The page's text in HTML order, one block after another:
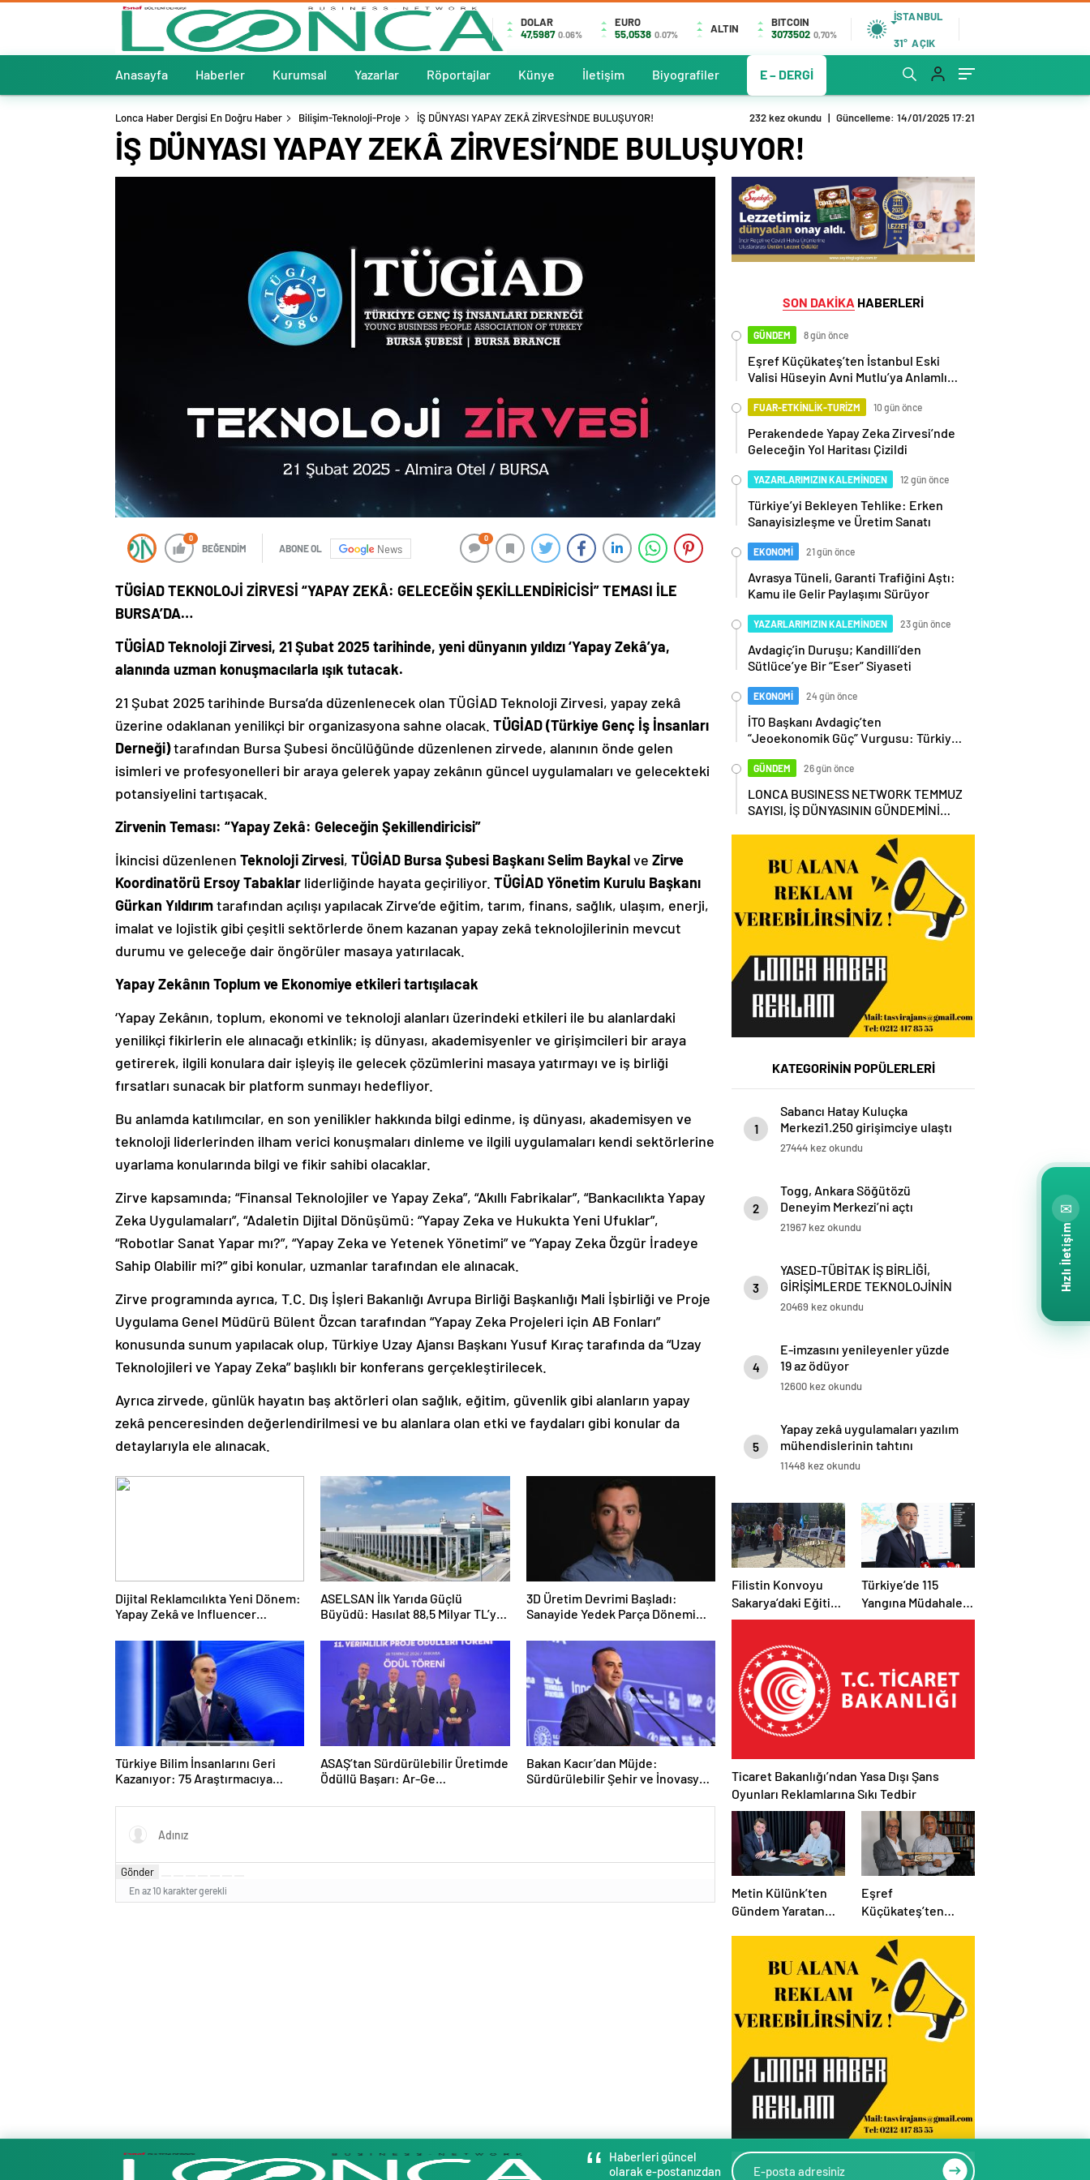
DOLAR
47,5987 0.06%
EURO
55,0538 0.07% ALTIN
BITCOIN
3073502 0,70%
İSTANBUL
31° AÇIK
Anasayfa Haberler Kurumsal Yazarlar Röportajlar Künye İletişim Biyografiler E – DERGİ
Lonca Haber Dergisi En Doğru Haber Bilişim-Teknoloji-Proje İŞ DÜNYASI YAPAY ZEKÂ ZİRVESİ’NDE BULUŞUYOR! 232 kez okundu | Güncelleme: 14/01/2025 17:21
İŞ DÜNYASI YAPAY ZEKÂ ZİRVESİ’NDE BULUŞUYOR!
0
BEĞENDİM ABONE OL News
0
TÜGİAD TEKNOLOJİ ZİRVESİ “YAPAY ZEKÂ: GELECEĞİN ŞEKİLLENDİRİCİSİ” TEMASI İLE
BURSA’DA…
TÜGİAD Teknoloji Zirvesi, 21 Şubat 2025 tarihinde, yeni dünyanın yıldızı ‘Yapay Zekâ’ya,
alanında uzman konuşmacılarla ışık tutacak.
21 Şubat 2025 tarihinde Bursa’da düzenlenecek olan TÜGİAD Teknoloji Zirvesi, yapay zekâ
üzerine odaklanan yenilikçi bir organizasyona sahne olacak. TÜGİAD (Türkiye Genç İş İnsanları
Derneği)tarafından Bursa Şubesi öncülüğünde düzenlenen zirvede, alanının önde gelen
isimleri ve profesyonelleri bir araya gelerek yapay zekânın güncel uygulamaları ve gelecekteki
potansiyelini tartışacak.
Zirvenin Teması: “Yapay Zekâ: Geleceğin Şekillendiricisi”
İkincisi düzenlenen Teknoloji Zirvesi, TÜGİAD Bursa Şubesi Başkanı Selim Baykalve Zirve
Koordinatörü Ersoy Tabaklar liderliğinde hayata geçiriliyor. TÜGİAD Yönetim Kurulu Başkanı
Gürkan Yıldırımtarafından açılışı yapılacak Zirve’de eğitim, tarım, finans, sağlık, ulaşım, enerji,
imalat ve lojistik gibi çeşitli sektörlerde önem kazanan yapay zekâ teknolojilerinin mevcut
durumu ve geleceğe dair öngörüler masaya yatırılacak.
Yapay Zekânın Toplum ve Ekonomiye etkileri tartışılacak
‘Yapay Zekânın, toplum, ekonomi ve teknoloji alanları üzerindeki etkileri ile bu alanlardaki
yenilikçi fikirlerin ele alınacağı etkinlik; iş dünyası, akademisyenler ve girişimcileri bir araya
getirerek, ilgili konulara dair işleyiş ile gelecek çözümlerini masaya yatırmayı ve iş birliği
fırsatları sunacak bir platform sunmayı hedefliyor.
Bu anlamda katılımcılar, en son yenilikler hakkında bilgi edinme, iş dünyası, akademisyen ve
teknoloji liderlerinden ilham verici konuşmaları dinleme ve ilgili uygulamaları kendi sektörlerine
uyarlama konularında bilgi ve fikir sahibi olacaklar.
Zirve kapsamında; “Finansal Teknolojiler ve Yapay Zeka”, “Akıllı Fabrikalar”, “Bankacılıkta Yapay
Zeka Uygulamaları”, “Adaletin Dijital Dönüşümü: “Yapay Zeka ve Hukukta Yeni Ufuklar”,
“Robotlar Sanat Yapar mı?”, “Yapay Zeka ve Yetenek Yönetimi” ve “Yapay Zeka Özgür İradeye
Sahip Olabilir mi?” gibi konular, uzmanlar tarafından ele alınacak.
Zirve programında ayrıca, T.C. Dış İşleri Bakanlığı Avrupa Birliği Başkanlığı Mali İşbirliği ve Proje
Uygulama Genel Müdürü Bülent Özcan tarafından “Yapay Zeka Projeleri için AB Fonları”
konusunda sunum yapılacak olup, Türkiye Uzay Ajansı Başkanı Yusuf Kıraç tarafında da “Uzay
Teknolojileri ve Yapay Zeka” başlıklı bir konferans gerçekleştirilecek.
Ayrıca zirvede, günlük hayatın baş aktörleri olan sağlık, eğitim, güvenlik gibi alanların yapay
zekâ penceresinden değerlendirilmesi ve bu alanlara olan etki ve faydaları gibi konular da
detaylarıyla ele alınacak.
Dijital Reklamcılıkta Yeni Dönem:
Yapay Zekâ ve Influencer
ASELSAN İlk Yarıda Güçlü
Büyüdü: Hasılat 88,5 Milyar TL’ye,
Dolara Ulaştı
3D Üretim Devrimi Başladı:
Sanayide Yedek Parça Dönemi
Türkiye Bilim İnsanlarını Geri
Kazanıyor: 75 Araştırmacıya
ASAŞ’tan Sürdürülebilir Üretimde
Ödüllü Başarı: Ar-Ge
Bakan Kacır’dan Müjde:
Sürdürülebilir Şehir ve İnovasyon
Gönder
En az 10 karakter gerekli
SON DAKİKA HABERLERİ
GÜNDEM 8 gün önce
Eşref Küçükateş’ten İstanbul Eski
Valisi Hüseyin Avni Mutlu’ya Anlamlı
FUAR-ETKİNLİK-TURİZM 10 gün önce
Perakendede Yapay Zeka Zirvesi’nde
Geleceğin Yol Haritası Çizildi
YAZARLARIMIZIN KALEMİNDEN 12 gün önce
Türkiye’yi Bekleyen Tehlike: Erken
Sanayisizleşme ve Üretim Sanatı
EKONOMİ 21 gün önce
Avrasya Tüneli, Garanti Trafiğini Aştı:
Kamu ile Gelir Paylaşımı Sürüyor
YAZARLARIMIZIN KALEMİNDEN 23 gün önce
Avdagiç’in Duruşu; Kandilli’den
Sütlüce’ye Bir “Eser” Siyaseti
EKONOMİ 24 gün önce
İTO Başkanı Avdagiç’ten
“Jeoekonomik Güç” Vurgusu: Türkiye,
Olmalı
GÜNDEM 26 gün önce
LONCA BUSINESS NETWORK TEMMUZ
SAYISI, İŞ DÜNYASININ GÜNDEMİNİ
KATEGORİNİN POPÜLERLERİ
1
Sabancı Hatay Kuluçka
Merkezi1.250 girişimciye ulaştı
27444 kez okundu
2
Togg, Ankara Söğütözü
Deneyim Merkezi’ni açtı
21967 kez okundu
3
YASED-TÜBİTAK İŞ BİRLİĞİ,
GİRİŞİMLERDE TEKNOLOJİNİN
AĞIRLIĞINI ARTIRACAK
20469 kez okundu
4
E-imzasını yenileyenler yüzde
19 az ödüyor
12600 kez okundu
5
Yapay zekâ uygulamaları yazılım
mühendislerinin tahtını
sallayabilir
11448 kez okundu
Filistin Konvoyu
Sakarya’daki Eğitim
Kampını
Etabı Başlıyor
Türkiye’de 115
Yangına Müdahale
Edildi: 110’u Kontrol
Ticaret Bakanlığı’ndan Yasa Dışı Şans
Oyunları Reklamlarına Sıkı Tedbir
Metin Külünk’ten
Gündem Yaratan
Siyasete İlişkin
Mesajlar
Eşref
Küçükateş’ten
Hüseyin Avni
Mutlu’ya Anlamlı
Ziyaret
Haberleri güncel
olarak e-postanızdan
✉
Hızlı İletişim